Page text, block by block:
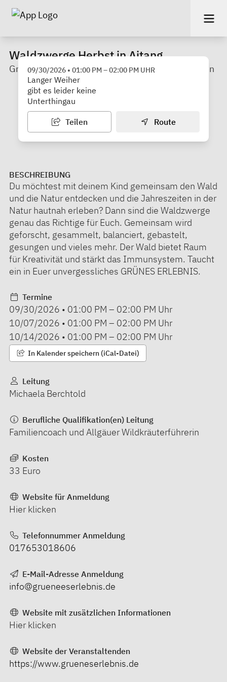
Waldzwerge Herbst in Aitang
Grünes Erlebnis - Natur erleben, sinnvoll wachsen
09/30/2026 • 01:00 PM–02:00 PM UHR
Langer Weiher
gibt es leider keine
Unterthingau
Teilen Route
BESCHREIBUNG
Du möchtest mit deinem Kind gemeinsam den Wald
und die Natur entdecken und die Jahreszeiten in der
Natur hautnah erleben? Dann sind die Waldzwerge
genau das Richtige für Euch. Gemeinsam wird
geforscht, gesammelt, balanciert, gebastelt,
gesungen und vieles mehr. Der Wald bietet Raum
für Kreativität und stärkt das Immunsystem. Taucht
ein in Euer unvergessliches GRÜNES ERLEBNIS.
Termine
09/30/2026 • 01:00 PM – 02:00 PM Uhr
10/07/2026 • 01:00 PM – 02:00 PM Uhr
10/14/2026 • 01:00 PM – 02:00 PM Uhr
In Kalender speichern (iCal-Datei)
Leitung
Michaela Berchtold
Berufliche Qualifikation(en) Leitung
Familiencoach und Allgäuer Wildkräuterführerin
Kosten
33 Euro
Website für Anmeldung
Hier klicken
Telefonnummer Anmeldung
017653018606
E-Mail-Adresse Anmeldung
info@grueneeserlebnis.de
Website mit zusätzlichen Informationen
Hier klicken
Website der Veranstaltenden
https://www.grueneserlebnis.de